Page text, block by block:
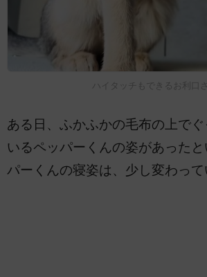
ハイタッチもできるお利口さ
ある日、ふかふかの毛布の上で
いるペッパーくんの姿があった
パーくんの寝姿は、少し変わっ